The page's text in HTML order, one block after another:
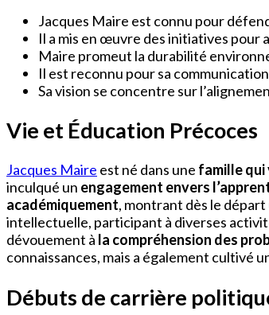
Jacques Maire est connu pour
Il a mis en œuvre des initiatives pour
Maire promeut la durabilité
Il est reconnu pour sa
Sa vision se concentre sur
Vie et Éducation Précoces
Jacques Maire est né dans une famille qui
inculqué un engagement envers
académiquement, montrant dès le
intellectuelle, participant à diverses
dévouement à la compréhension des
connaissances, mais a également cultivé
Débuts de carrière